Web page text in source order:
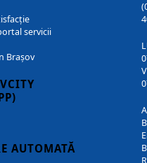
servicii
Brașov
AUTOMATĂ